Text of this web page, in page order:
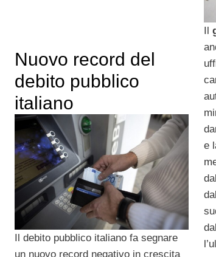
Il
e
Nuovo record del
debito pubblico
italiano
Il debito pubblico italiano fa segnare
un nuovo record negativo in crescita